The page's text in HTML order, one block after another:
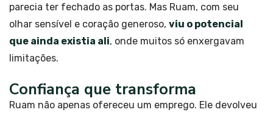
parecia ter fechado as portas. Mas Ruam, com seu
olhar sensível e coração generoso, viu o potencial
que ainda existia ali, onde muitos só enxergavam
limitações.
Confiança que transforma
Ruam não apenas ofereceu um emprego. Ele devolveu